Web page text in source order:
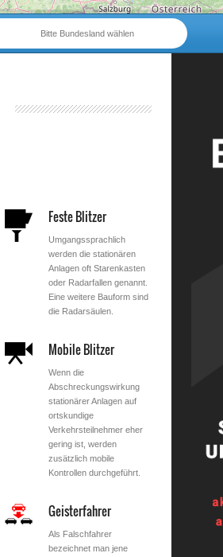
Bitte Bundesland wählen
Feste Blitzer
Umgangssprachlich
werden die stationären
Anlagen oft Starenkasten
oder Radarfallen genannt.
Eine weitere Bauform sind
die Radarsäulen.
Mobile Blitzer
Wenn die
Abschreckungswirkung
stationärer Anlagen auf
ortskundige
Verkehrsteilnehmer eher
gering ist, werden
zusätzlich mobile
Kontrollen durchgeführt.
Geisterfahrer
Als Falschfahrer
bezeichnet man jene